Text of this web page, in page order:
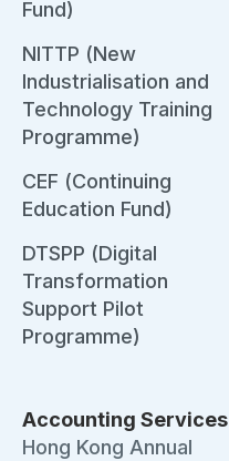
Fund)
NITTP (New
Industrialisation and
Technology Training
Programme)
CEF (Continuing
Education Fund)
DTSPP (Digital
Transformation
Support Pilot
Programme)
Accounting Services
Hong Kong Annual